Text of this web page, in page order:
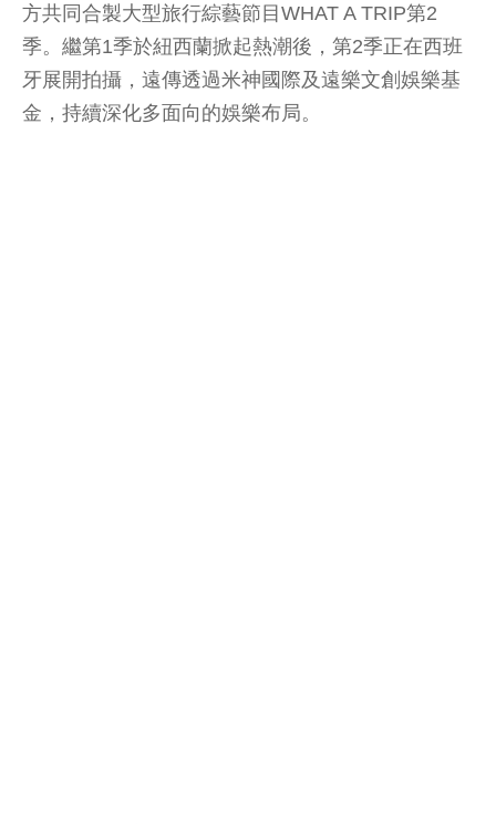
方共同合製大型旅行綜藝節目WHAT A TRIP第2
季。繼第1季於紐西蘭掀起熱潮後，第2季正在西班
牙展開拍攝，遠傳透過米神國際及遠樂文創娛樂基
金，持續深化多面向的娛樂布局。